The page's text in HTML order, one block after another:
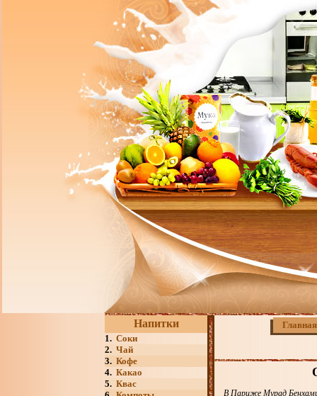
Напитки
1. Соки
2. Чай
3. Кофе
4. Какао
5. Квас
Главная
В Париже Мурад